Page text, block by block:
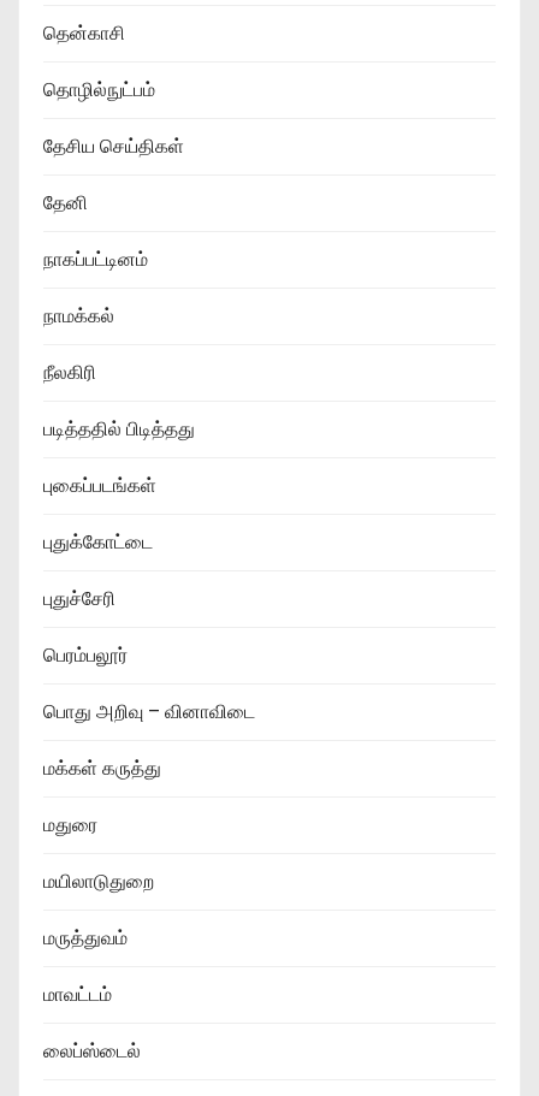
தென்காசி
தொழில்நுட்பம்
தேசிய செய்திகள்
தேனி
நாகப்பட்டினம்
நாமக்கல்
நீலகிரி
படித்ததில் பிடித்தது
புகைப்படங்கள்
புதுக்கோட்டை
புதுச்சேரி
பெரம்பலூர்
பொது அறிவு – வினாவிடை
மக்கள் கருத்து
மதுரை
மயிலாடுதுறை
மருத்துவம்
மாவட்டம்
லைப்ஸ்டைல்